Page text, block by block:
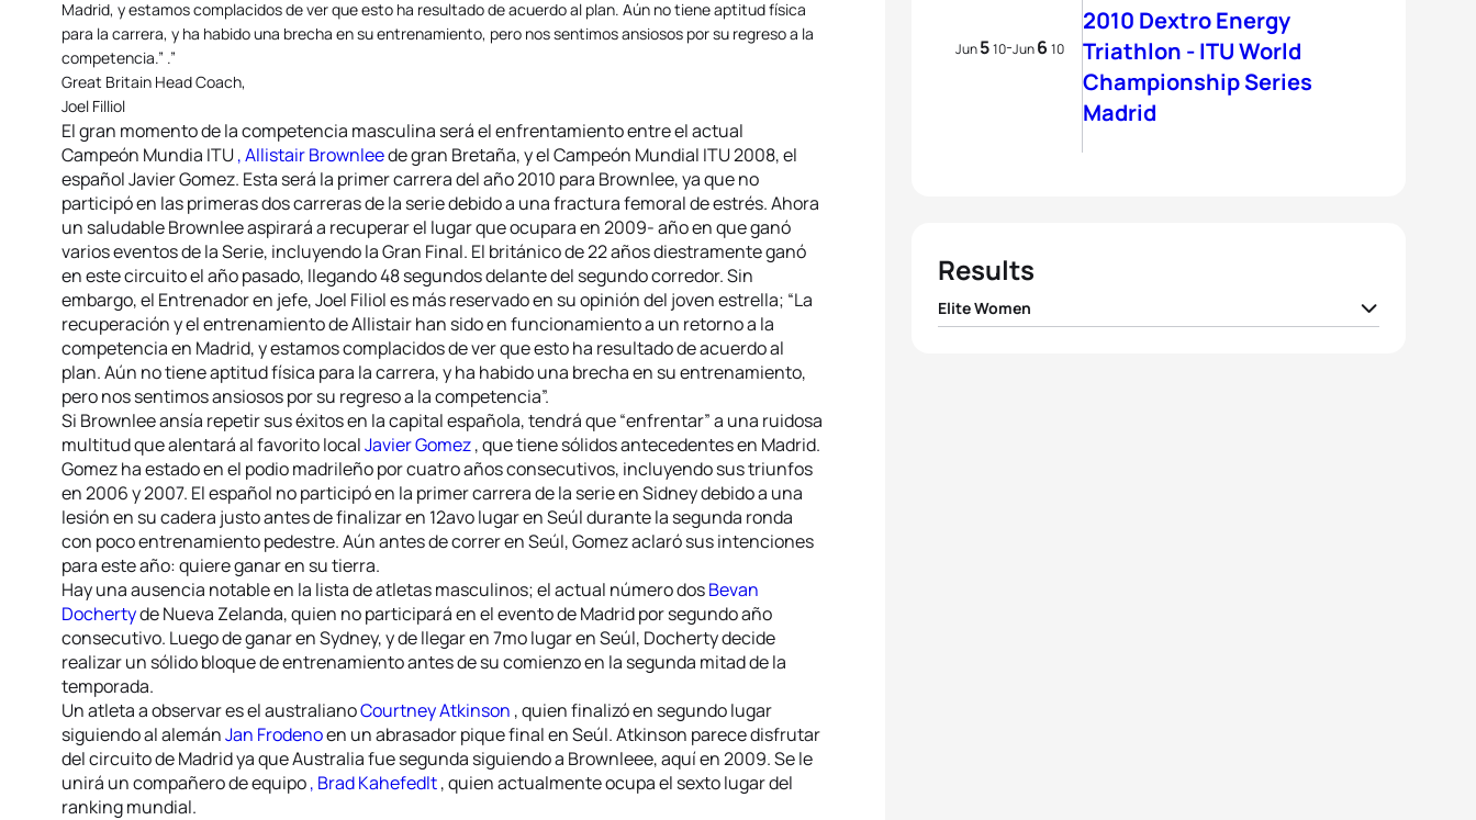
Madrid, y estamos complacidos de ver que esto ha resultado de acuerdo al plan. Aún no tiene aptitud física
para la carrera, y ha habido una brecha en su entrenamiento, pero nos sentimos ansiosos por su regreso a la
competencia.” .”
Great Britain Head Coach,
Joel Filliol
El gran momento de la competencia masculina será el enfrentamiento entre el actual
Campeón Mundia ITU, Allistair Brownleede gran Bretaña, y el Campeón Mundial ITU 2008, el
español Javier Gomez. Esta será la primer carrera del año 2010 para Brownlee, ya que no
participó en las primeras dos carreras de la serie debido a una fractura femoral de estrés. Ahora
un saludable Brownlee aspirará a recuperar el lugar que ocupara en 2009- año en que ganó
varios eventos de la Serie, incluyendo la Gran Final. El británico de 22 años diestramente ganó
en este circuito el año pasado, llegando 48 segundos delante del segundo corredor. Sin
embargo, el Entrenador en jefe, Joel Filiol es más reservado en su opinión del joven estrella; “La
recuperación y el entrenamiento de Allistair han sido en funcionamiento a un retorno a la
competencia en Madrid, y estamos complacidos de ver que esto ha resultado de acuerdo al
plan. Aún no tiene aptitud física para la carrera, y ha habido una brecha en su entrenamiento,
pero nos sentimos ansiosos por su regreso a la competencia”.
Si Brownlee ansía repetir sus éxitos en la capital española, tendrá que “enfrentar” a una ruidosa
multitud que alentará al favorito localJavier Gomez, que tiene sólidos antecedentes en Madrid.
Gomez ha estado en el podio madrileño por cuatro años consecutivos, incluyendo sus triunfos
en 2006 y 2007. El español no participó en la primer carrera de la serie en Sidney debido a una
lesión en su cadera justo antes de finalizar en 12avo lugar en Seúl durante la segunda ronda
con poco entrenamiento pedestre. Aún antes de correr en Seúl, Gomez aclaró sus intenciones
para este año: quiere ganar en su tierra.
Hay una ausencia notable en la lista de atletas masculinos; el actual número dosBevan
Dochertyde Nueva Zelanda, quien no participará en el evento de Madrid por segundo año
consecutivo. Luego de ganar en Sydney, y de llegar en 7mo lugar en Seúl, Docherty decide
realizar un sólido bloque de entrenamiento antes de su comienzo en la segunda mitad de la
temporada.
Un atleta a observar es el australianoCourtney Atkinson , quien finalizó en segundo lugar
siguiendo al alemánJan Frodenoen un abrasador pique final en Seúl. Atkinson parece disfrutar
del circuito de Madrid ya que Australia fue segunda siguiendo a Brownleee, aquí en 2009. Se le
unirá un compañero de equipo, Brad Kahefedlt, quien actualmente ocupa el sexto lugar del
ranking mundial.
Jun510-Jun6 10
2010 Dextro Energy
Triathlon - ITU World
Championship Series
Madrid
Results
Elite Women